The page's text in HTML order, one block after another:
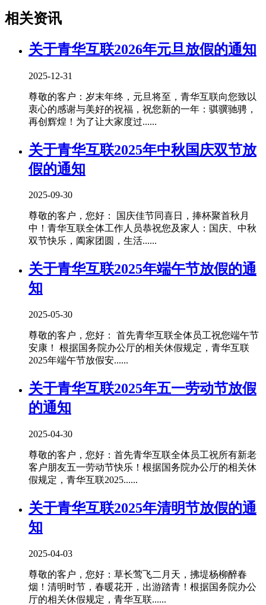
相关资讯
关于青华互联2026年元旦放假的通知
2025-12-31
尊敬的客户：岁末年终，元旦将至，青华互联向您致以
衷心的感谢与美好的祝福，祝您新的一年：骐骥驰骋，
再创辉煌！为了让大家度过......
关于青华互联2025年中秋国庆双节放
假的通知
2025-09-30
尊敬的客户，您好： 国庆佳节同喜日，捧杯聚首秋月
中！青华互联全体工作人员恭祝您及家人：国庆、中秋
双节快乐，阖家团圆，生活......
关于青华互联2025年端午节放假的通
知
2025-05-30
尊敬的客户，您好： 首先青华互联全体员工祝您端午节
安康！ 根据国务院办公厅的相关休假规定，青华互联
2025年端午节放假安......
关于青华互联2025年五一劳动节放假
的通知
2025-04-30
尊敬的客户，您好：首先青华互联全体员工祝所有新老
客户朋友五一劳动节快乐！根据国务院办公厅的相关休
假规定，青华互联2025......
关于青华互联2025年清明节放假的通
知
2025-04-03
尊敬的客户，您好：草长莺飞二月天，拂堤杨柳醉春
烟！清明时节，春暖花开，出游踏青！根据国务院办公
厅的相关休假规定，青华互联......